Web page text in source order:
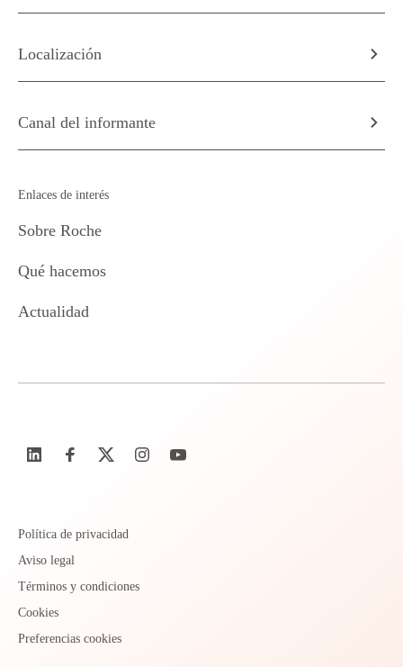
Localización
Canal del informante
Enlaces de interés
Sobre Roche
Qué hacemos
Actualidad
Política de privacidad
Aviso legal
Términos y condiciones
Cookies
Preferencias cookies